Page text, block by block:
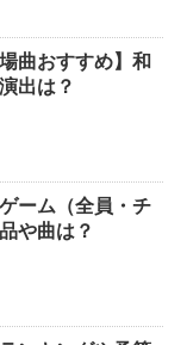
曲おすすめ】和
出は？
ーム（全員・チ
や曲は？